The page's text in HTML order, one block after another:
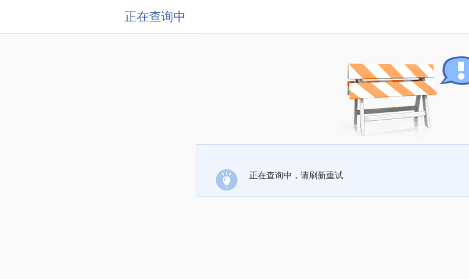
正在查询中
正在查询中，请刷新重试